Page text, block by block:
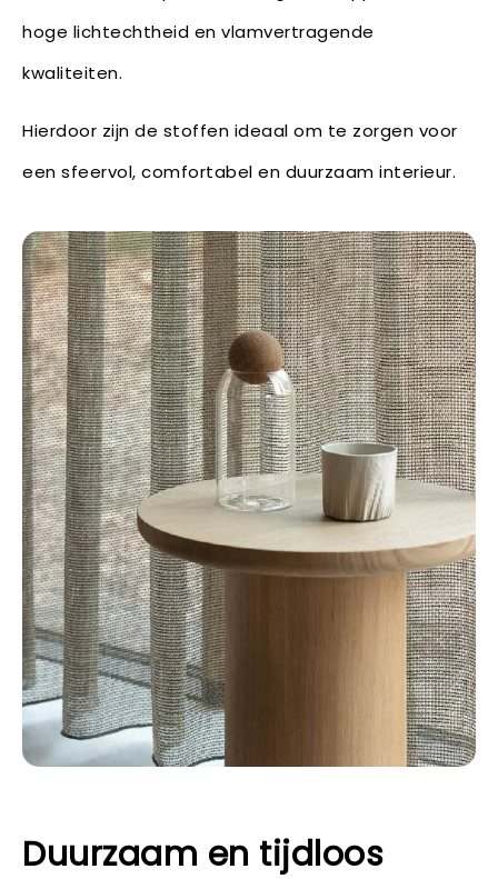
hoge lichtechtheid en vlamvertragende
kwaliteiten.
Hierdoor zijn de stoffen ideaal om te zorgen voor
een sfeervol, comfortabel en duurzaam interieur.
Duurzaam en tijdloos